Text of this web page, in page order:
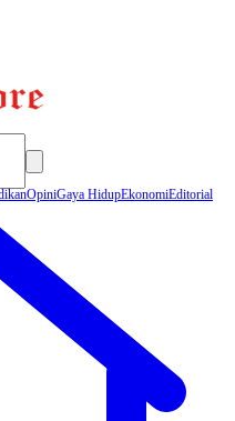
OpiniGaya HidupEkonomiEditorial